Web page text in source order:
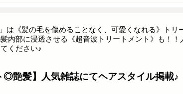
◎艶髪】人気雑誌にてヘアスタイル掲載♪
は《髪の毛を傷めることなく、可愛くなれる》ト
内部に浸透させる《超音波トリートメント》も！
ください♪